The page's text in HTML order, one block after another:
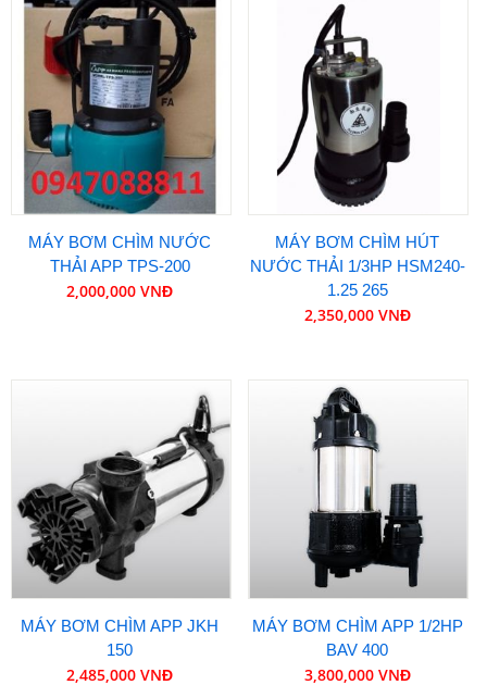
MÁY BƠM CHÌM NƯỚC
THẢI APP TPS-200
2,000,000 VNĐ
MÁY BƠM CHÌM HÚT
NƯỚC THẢI 1/3HP HSM240-
1.25 265
2,350,000 VNĐ
MÁY BƠM CHÌM APP JKH
150
2,485,000 VNĐ
MÁY BƠM CHÌM APP 1/2HP
BAV 400
3,800,000 VNĐ